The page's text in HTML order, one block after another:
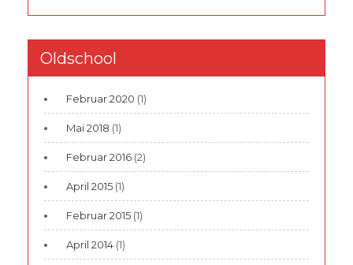
Oldschool
Februar 2020 (1)
Mai 2018 (1)
Februar 2016 (2)
April 2015 (1)
Februar 2015 (1)
April 2014 (1)